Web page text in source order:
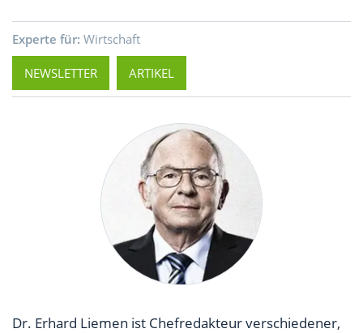
Experte für: Wirtschaft
NEWSLETTER ARTIKEL
Dr. Erhard Liemen ist Chefredakteur verschiedener,